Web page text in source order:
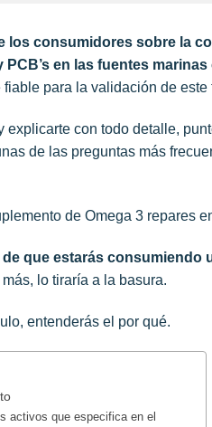
los consumidores sobre la
en las fuentes
para la validación de este
explicarte con todo detalle,
de las preguntas más
de Omega 3 repares
que estarás
lo tiraría a la basura.
entenderás el por qué.
activos que especifica en el